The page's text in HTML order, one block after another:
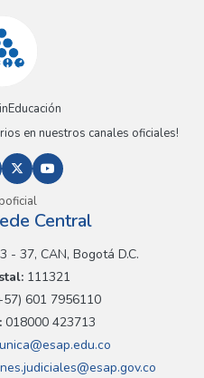
en nuestros canales oficiales!
Central
- 37, CAN, Bogotá D.C.
111321
601 7956110
018000 423713